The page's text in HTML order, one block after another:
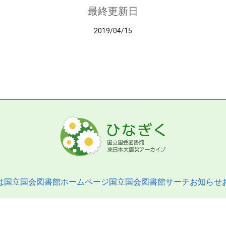
最終更新日
2019/04/15
国立国会図書館ホームページ国立国会図書館サーチお知らせ